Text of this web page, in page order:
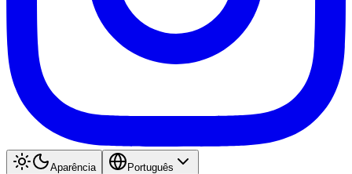
Aparência
Português